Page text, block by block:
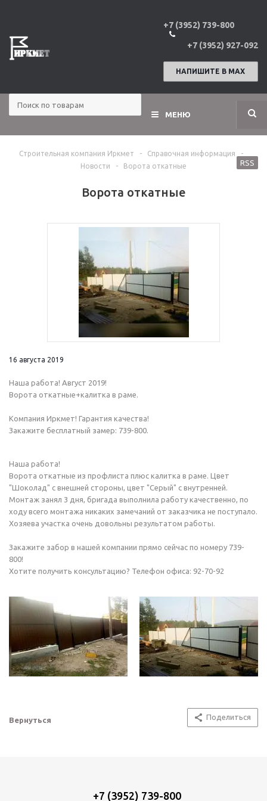
+7 (3952) 739-800
+7 (3952) 927-092
НАПИШИТЕ В МАХ
МЕНЮ
Строительная компания Иркмет - Справочная информация
-
Новости
- Ворота откатные
Ворота откатные
RSS
16 августа 2019
Наша работа! Август 2019!
Ворота откатные+калитка в раме.
Компания Иркмет! Гарантия качества!
Закажите бесплатный замер: 739-800.
Наша работа!
Ворота откатные из профлиста плюс калитка в раме. Цвет
"Шоколад" с внешней стороны, цвет "Серый" с внутренней.
Монтаж занял 3 дня, бригада выполнила работу качественно, по
ходу всего монтажа никаких замечаний от заказчика не поступало.
Хозяева участка очень довольны результатом работы.
Закажите забор в нашей компании прямо сейчас по номеру 739-
800!
Хотите получить консультацию? Телефон офиса: 92-70-92
Вернуться Поделиться
+7 (3952) 739-800